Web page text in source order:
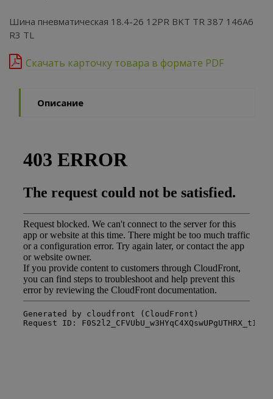
Шина пневматическая 18.4-26 12PR BKT TR 387 146A6
R3 TL
Скачать карточку товара в формате PDF
Описание